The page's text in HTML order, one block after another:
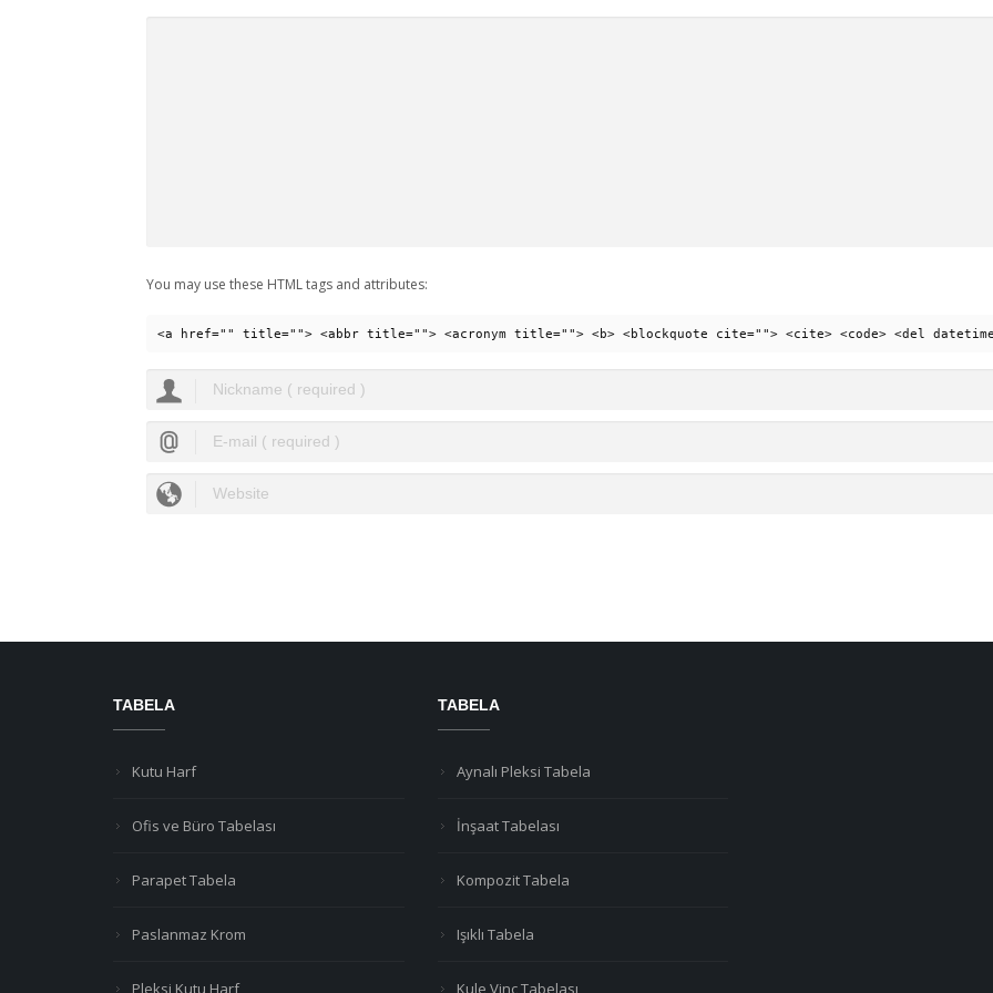
You may use these HTML tags and attributes:
<a href="" title=""> <abbr title=""> <acronym title=""> <b> <blockquote cite=""> <cite> <code> <del
TABELA
Kutu Harf
Ofis ve Büro Tabelası
Parapet Tabela
Paslanmaz Krom
Pleksi Kutu Harf
TABELA
Aynalı Pleksi Tabela
İnşaat Tabelası
Kompozit Tabela
Işıklı Tabela
Kule Vinç Tabelası